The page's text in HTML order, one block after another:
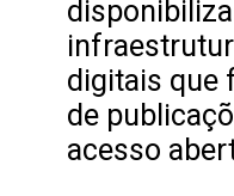
digitais que
de
acesso